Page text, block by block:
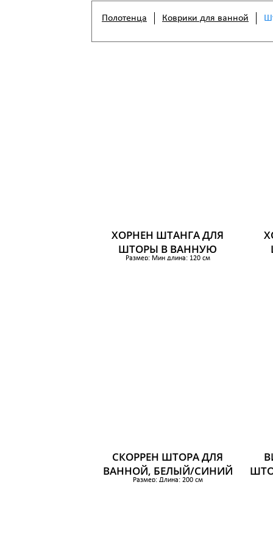
Полотенца Коврики для ванной
ХОРНЕН ШТАНГА ДЛЯ
ШТОРЫ В ВАННУЮ
Размер: Мин длина: 120 см
СКОРРЕН ШТОРА ДЛЯ
ВАННОЙ, БЕЛЫЙ/СИНИЙ
Размер: Длина: 200 см